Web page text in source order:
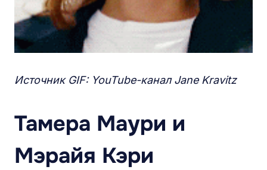
Источник GIF: YouTube-канал Jane Kravitz
Тамера Маури и
Мэрайя Кэри